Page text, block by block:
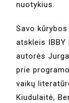
nuotykius.
Savo
atskleis
autorės
prie
vaikų
Kiudulaitė,